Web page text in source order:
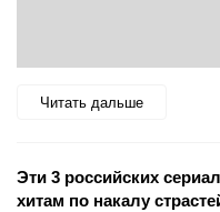
Читать дальше
Эти 3 российских
хитам по накалу